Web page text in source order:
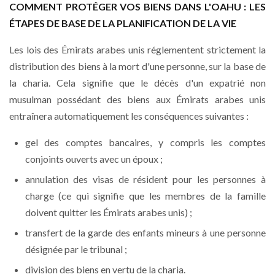
COMMENT PROTÉGER VOS BIENS DANS L'OAHU : LES
ÉTAPES DE BASE DE LA PLANIFICATION DE LA VIE
Les lois des Émirats arabes unis réglementent strictement la
distribution des biens à la mort d'une personne, sur la base de
la charia. Cela signifie que le décès d'un expatrié non
musulman possédant des biens aux Émirats arabes unis
entraînera automatiquement les conséquences suivantes :
gel des comptes bancaires, y compris les comptes
conjoints ouverts avec un époux ;
annulation des visas de résident pour les personnes à
charge (ce qui signifie que les membres de la famille
doivent quitter les Émirats arabes unis) ;
transfert de la garde des enfants mineurs à une personne
désignée par le tribunal ;
division des biens en vertu de la charia.